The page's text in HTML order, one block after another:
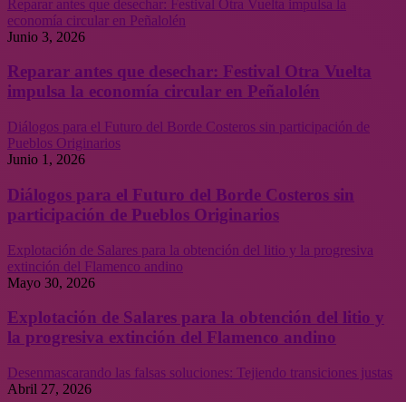
Reparar antes que desechar: Festival Otra Vuelta impulsa la
economía circular en Peñalolén
Junio 3, 2026
Reparar antes que desechar: Festival Otra Vuelta
impulsa la economía circular en Peñalolén
Diálogos para el Futuro del Borde Costeros sin participación de
Pueblos Originarios
Junio 1, 2026
Diálogos para el Futuro del Borde Costeros sin
participación de Pueblos Originarios
Explotación de Salares para la obtención del litio y la progresiva
extinción del Flamenco andino
Mayo 30, 2026
Explotación de Salares para la obtención del litio y
la progresiva extinción del Flamenco andino
Desenmascarando las falsas soluciones: Tejiendo transiciones justas
Abril 27, 2026